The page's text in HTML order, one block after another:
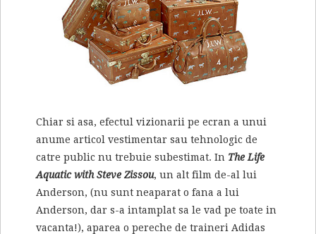
Chiar si asa, efectul vizionarii pe ecran a unui
anume articol vestimentar sau tehnologic de
catre public nu trebuie subestimat. In The Life
Aquatic with Steve Zissou, un alt film de-al lui
Anderson, (nu sunt neaparat o fana a lui
Anderson, dar s-a intamplat sa le vad pe toate in
vacanta!), aparea o pereche de traineri Adidas